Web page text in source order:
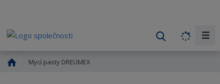
☰
Mycí pasty DREUMEX